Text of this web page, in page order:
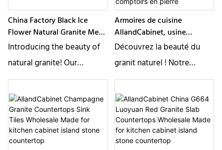
particulièrement adaptée
aux comptoirs de cuisine,
aux monuments, à la
mosaïque, aux applications
kind of granite, please
leave a message and
contact us!
China Factory Black Ice
Flower Natural Granite Mesa
Square Floor Custom Made
for kitchen cabinet island
stone countertop
Introducing the beauty of
natural granite! Our
selection of granite is
unrivaled in its natural
beauty and durability. Rich
earthy tones and unique
veining make each slab a
Armoires de cuisine
AllandCabinet, usine
chinoise, granit brun
britannique, martelé et
flammé, fabriquées en gros
pour les armoires de cuisine,
les îlots et les comptoirs en
pierre
Découvrez la beauté du
granit naturel ! Notre
sélection de granit est
incomparable par sa
beauté naturelle et sa
durabilité. Des tons terreux
riches et des veines